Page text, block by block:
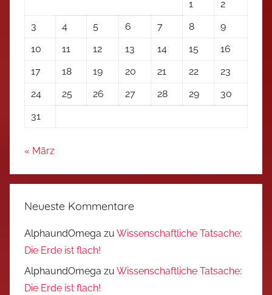
1
2
3
4 5 6 7 8
9
10
11 12 13 14 15
16
17
18 19 20 21 22
23
24
25 26 27 28 29
30
31
« März
Neueste Kommentare
AlphaundOmega zu Wissenschaftliche Tatsache:
Die Erde ist flach!
AlphaundOmega zu Wissenschaftliche Tatsache:
Die Erde ist flach!